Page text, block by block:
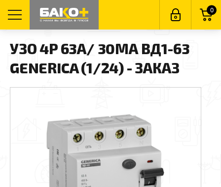
0
УЗО 4P 63А/ 30МА ВД1-63
GENERICA (1/24) - ЗАКАЗ